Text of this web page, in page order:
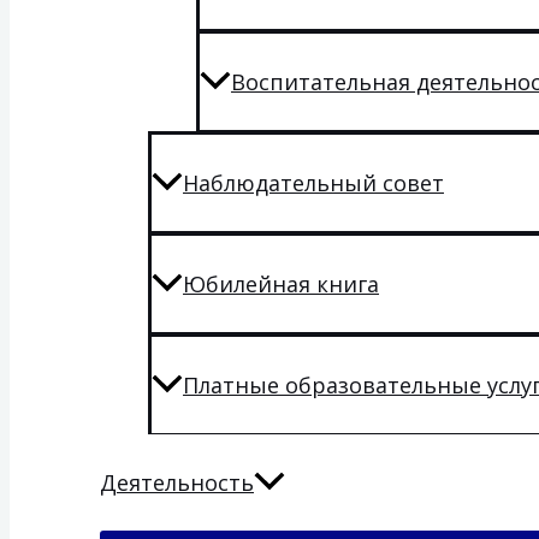
Воспитательная
Наблюдательный совет
Юбилейная книга
Платные образовательные
Деятельность